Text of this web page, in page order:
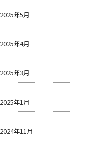
2025年5月
2025年4月
2025年3月
2025年1月
2024年11月